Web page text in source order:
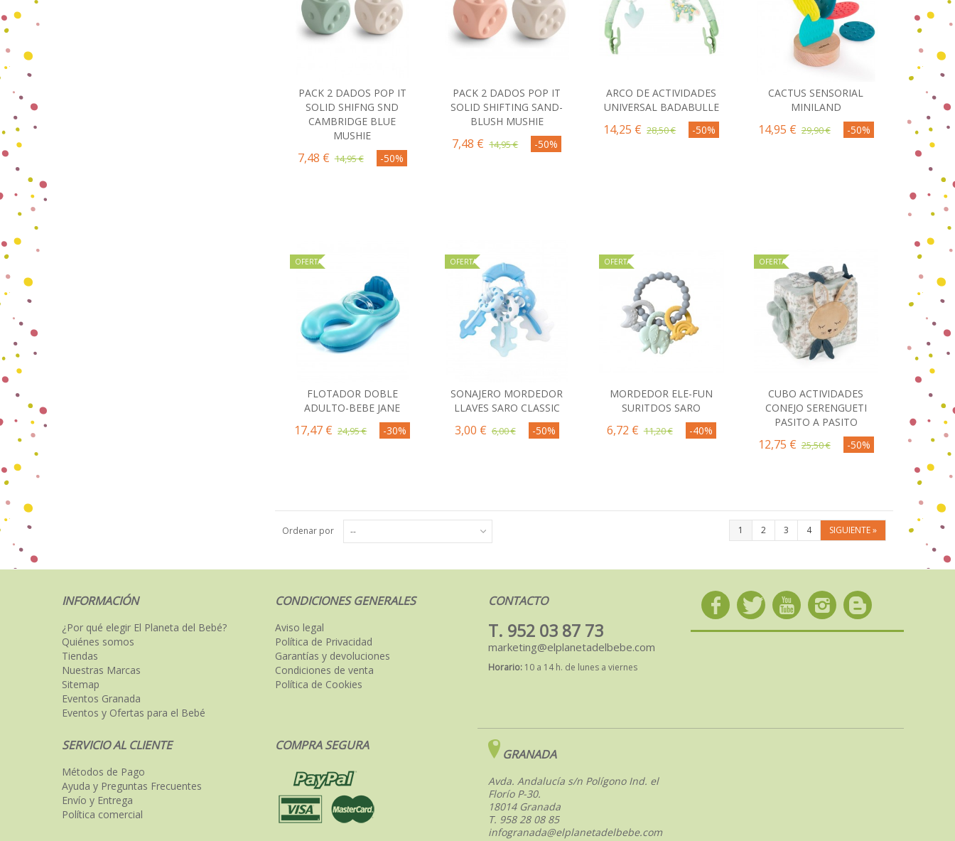
Comprar
PACK 2 DADOS POP IT
SOLID SHIFNG SND
CAMBRIDGE BLUE
MUSHIE
7,48 € 14,95 € -50%
Comprar
PACK 2 DADOS POP IT
SOLID SHIFTING SAND-
BLUSH MUSHIE
7,48 € 14,95 € -50%
Comprar
ARCO DE ACTIVIDADES
UNIVERSAL BADABULLE
14,25 € 28,50 € -50%
Comprar
CACTUS SENSORIAL
MINILAND
14,95 € 29,90 € -50%
OFERTA
Comprar
FLOTADOR DOBLE
ADULTO-BEBE JANE
17,47 € 24,95 € -30%
OFERTA
Comprar
SONAJERO MORDEDOR
LLAVES SARO CLASSIC
3,00 € 6,00 € -50%
OFERTA
Comprar
MORDEDOR ELE-FUN
SURITDOS SARO
6,72 € 11,20 € -40%
OFERTA
Comprar
CUBO ACTIVIDADES
CONEJO SERENGUETI
PASITO A PASITO
12,75 € 25,50 € -50%
Ordenar por -- 1 2 3 4 SIGUIENTE»
INFORMACIÓN
¿Por qué elegir El Planeta del Bebé?
Quiénes somos
Tiendas
Nuestras Marcas
Sitemap
Eventos Granada
Eventos y Ofertas para el Bebé
CONDICIONES GENERALES
Aviso legal
Política de Privacidad
Garantías y devoluciones
Condiciones de venta
Política de Cookies
CONTACTO
T. 952 03 87 73
marketing@elplanetadelbebe.com
Horario: 10 a 14 h. de lunes a viernes
SERVICIO AL CLIENTE
Métodos de Pago
Ayuda y Preguntas Frecuentes
Envío y Entrega
Política comercial
COMPRA SEGURA
GRANADA
Avda. Andalucía s/n Polígono Ind. el
Florío P-30.
18014 Granada
T. 958 28 08 85
infogranada@elplanetadelbebe.com